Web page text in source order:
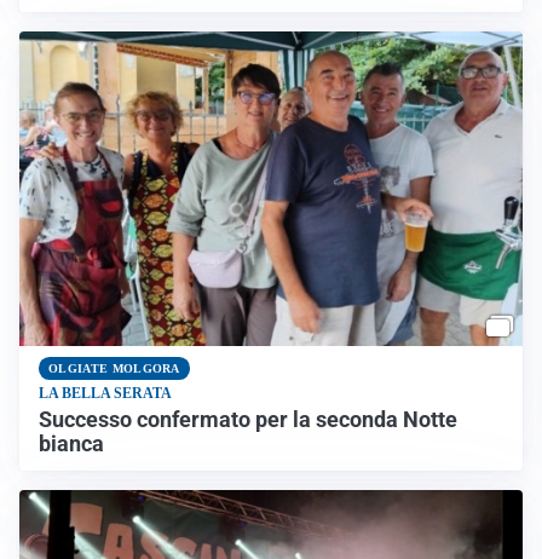
OLGIATE MOLGORA
LA BELLA SERATA
Successo confermato per la seconda Notte
bianca